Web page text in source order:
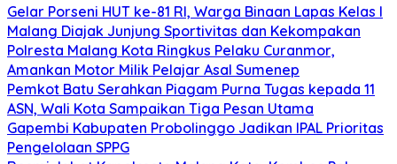
Gelar Porseni HUT ke-81 RI, Warga Binaan Lapas Kelas I
Malang Diajak Junjung Sportivitas dan Kekompakan
Polresta Malang Kota Ringkus Pelaku Curanmor,
Amankan Motor Milik Pelajar Asal Sumenep
Pemkot Batu Serahkan Piagam Purna Tugas kepada 11
ASN, Wali Kota Sampaikan Tiga Pesan Utama
Gapembi Kabupaten Probolinggo Jadikan IPAL Prioritas
Pengelolaan SPPG